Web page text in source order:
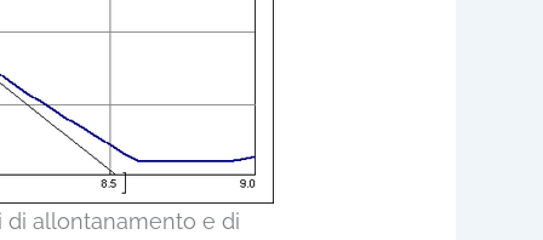
di allontanamento e di